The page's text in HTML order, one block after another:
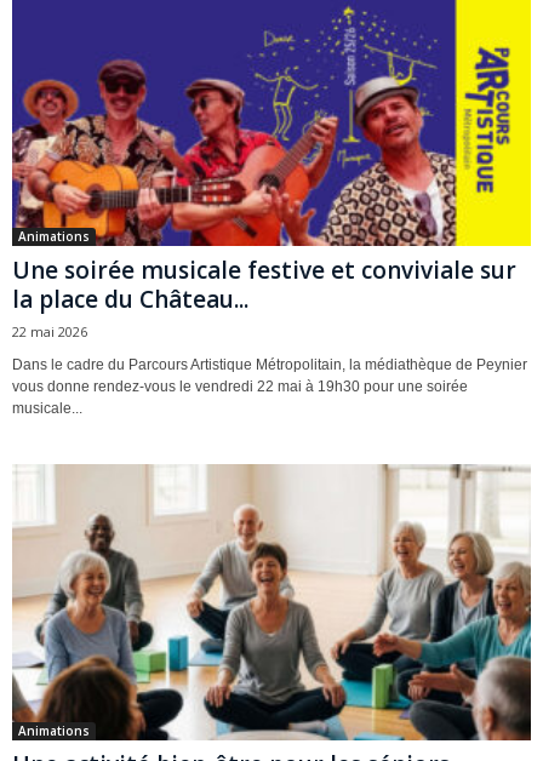
Animations
Une soirée musicale festive et conviviale sur
la place du Château...
22 mai 2026
Dans le cadre du Parcours Artistique Métropolitain, la médiathèque de Peynier
vous donne rendez-vous le vendredi 22 mai à 19h30 pour une soirée
musicale...
Animations